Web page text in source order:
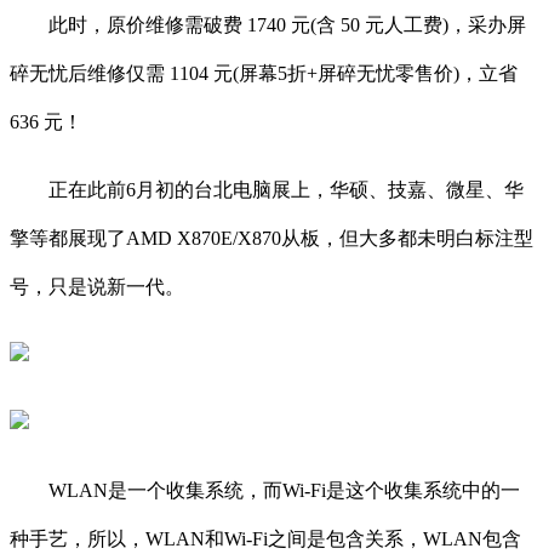
此时，原价维修需破费 1740 元(含 50 元人工费)，采办屏
碎无忧后维修仅需 1104 元(屏幕5折+屏碎无忧零售价)，立省
636 元！
正在此前6月初的台北电脑展上，华硕、技嘉、微星、华
擎等都展现了AMD X870E/X870从板，但大多都未明白标注型
号，只是说新一代。
WLAN是一个收集系统，而Wi-Fi是这个收集系统中的一
种手艺，所以，WLAN和Wi-Fi之间是包含关系，WLAN包含